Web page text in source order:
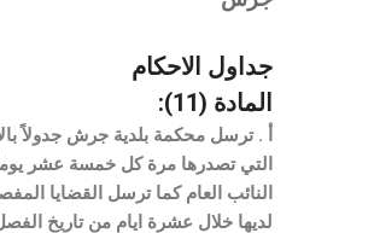
جداول الاحكام
المادة (11):
أ . ترسل محكمة بلدية جرش جدولاً
التي تصدرها مرة كل خمسة عشر
النائب العام كما ترسل القضايا
لديها خلال عشرة ايام من تاريخ